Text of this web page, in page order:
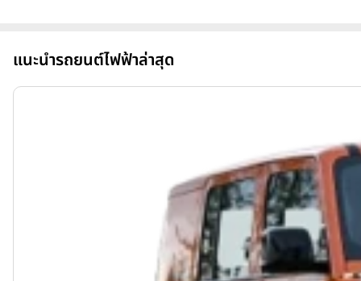
แนะนำรถยนต์ไฟฟ้าล่าสุด